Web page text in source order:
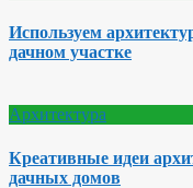
Используем
дачном участке
Архитектура
Креативные идеи
дачных домов